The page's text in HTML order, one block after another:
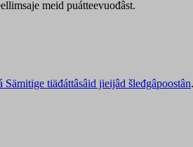
meid puátteevuođâst.
Sämitige tiäđáttâsâid jieijâd šleđgâpoostân.